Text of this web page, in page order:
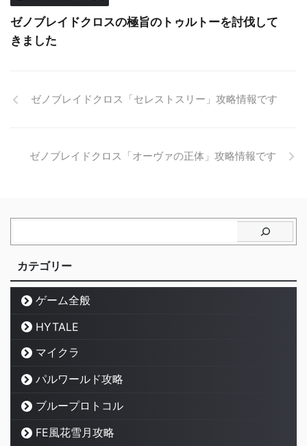
ゼノブレイドクロスの極旨のトゥルトーを討伐して
きました
ゼノブレイドクロス「セレストスリー」攻略情報です
ゼノブレイドクロス「オーヴァの正体」攻略情報です
カテゴリー
ゲーム全般
HYTALE
マイクラ
パルワールド攻略
ブループロトコル
FE風花雪月攻略